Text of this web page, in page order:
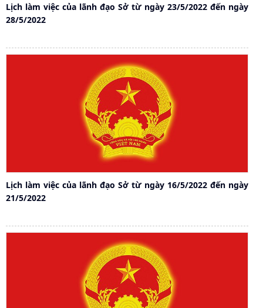
Lịch làm việc của lãnh đạo Sở từ ngày 23/5/2022 đến ngày
28/5/2022
Lịch làm việc của lãnh đạo Sở từ ngày 16/5/2022 đến ngày
21/5/2022